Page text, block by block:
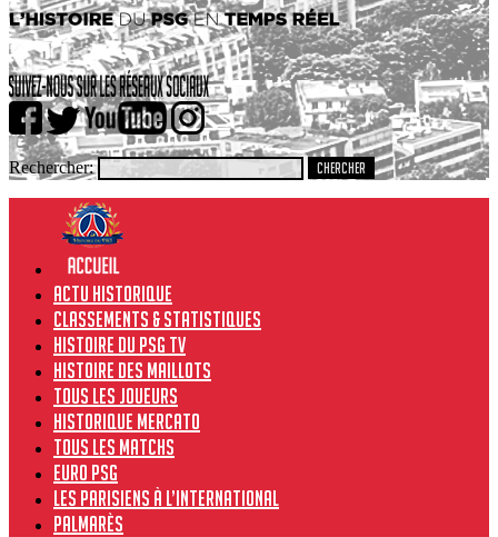
Rechercher:
Actu historique
Classements & Statistiques
Histoire du PSG TV
Histoire des maillots
Tous les joueurs
Historique Mercato
Tous les matchs
Euro PSG
Les Parisiens à l’international
Palmarès